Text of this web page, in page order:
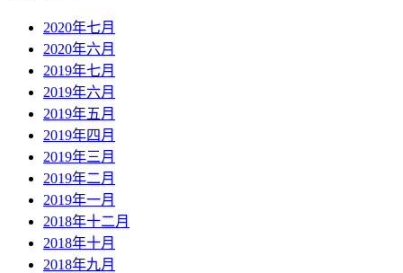
2020年七月
2020年六月
2019年七月
2019年六月
2019年五月
2019年四月
2019年三月
2019年二月
2019年一月
2018年十二月
2018年十月
2018年九月